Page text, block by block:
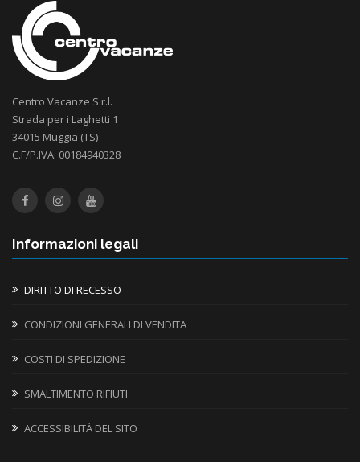
Centro Vacanze S.r.l.
Strada per i Laghetti 1
34015 Muggia (TS)
C.F/P.IVA: 00184940328
Informazioni legali
DIRITTO DI RECESSO
CONDIZIONI GENERALI DI VENDITA
COSTI DI SPEDIZIONE
SMALTIMENTO RIFIUTI
ACCESSIBILITÀ DEL SITO